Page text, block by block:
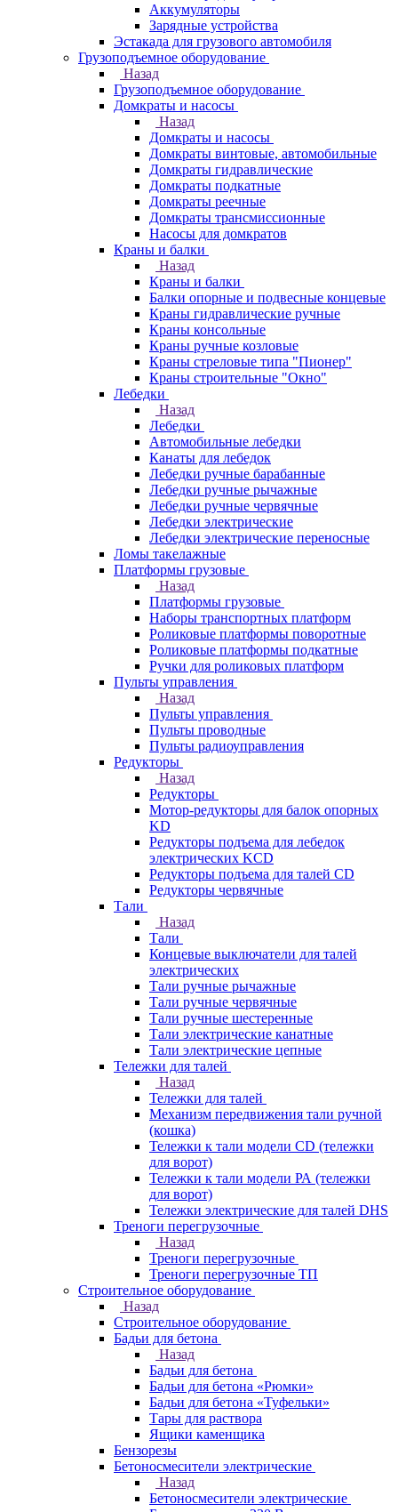
Аккумуляторы
Зарядные устройства
Эстакада для грузового автомобиля
Грузоподъемное оборудование
Назад
Грузоподъемное оборудование
Домкраты и насосы
Назад
Домкраты и насосы
Домкраты винтовые, автомобильные
Домкраты гидравлические
Домкраты подкатные
Домкраты реечные
Домкраты трансмиссионные
Насосы для домкратов
Краны и балки
Назад
Краны и балки
Балки опорные и подвесные концевые
Краны гидравлические ручные
Краны консольные
Краны ручные козловые
Краны стреловые типа "Пионер"
Краны строительные "Окно"
Лебедки
Назад
Лебедки
Автомобильные лебедки
Канаты для лебедок
Лебедки ручные барабанные
Лебедки ручные рычажные
Лебедки ручные червячные
Лебедки электрические
Лебедки электрические переносные
Ломы такелажные
Платформы грузовые
Назад
Платформы грузовые
Наборы транспортных платформ
Роликовые платформы поворотные
Роликовые платформы подкатные
Ручки для роликовых платформ
Пульты управления
Назад
Пульты управления
Пульты проводные
Пульты радиоуправления
Редукторы
Назад
Редукторы
Мотор-редукторы для балок опорных
KD
Редукторы подъема для лебедок
электрических KCD
Редукторы подъема для талей CD
Редукторы червячные
Тали
Назад
Тали
Концевые выключатели для талей
электрических
Тали ручные рычажные
Тали ручные червячные
Тали ручные шестеренные
Тали электрические канатные
Тали электрические цепные
Тележки для талей
Назад
Тележки для талей
Механизм передвижения тали ручной
(кошка)
Тележки к тали модели CD (тележки
для ворот)
Тележки к тали модели РА (тележки
для ворот)
Тележки электрические для талей DHS
Треноги перегрузочные
Назад
Треноги перегрузочные
Треноги перегрузочные ТП
Строительное оборудование
Назад
Строительное оборудование
Бадьи для бетона
Назад
Бадьи для бетона
Бадьи для бетона «Рюмки»
Бадьи для бетона «Туфельки»
Тары для раствора
Ящики каменщика
Бензорезы
Бетоносмесители электрические
Назад
Бетоносмесители электрические